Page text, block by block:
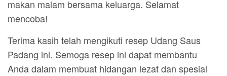
makan malam bersama keluarga. Selamat
mencoba!
Terima kasih telah mengikuti resep Udang Saus
Padang ini. Semoga resep ini dapat membantu
Anda dalam membuat hidangan lezat dan spesial